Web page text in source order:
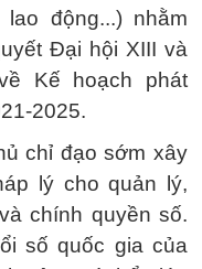
động...) nhằm
Đại hội XIII và
Kế hoạch phát
2025.
chỉ đạo sớm xây
lý cho quản lý,
chính quyền số.
số quốc gia của